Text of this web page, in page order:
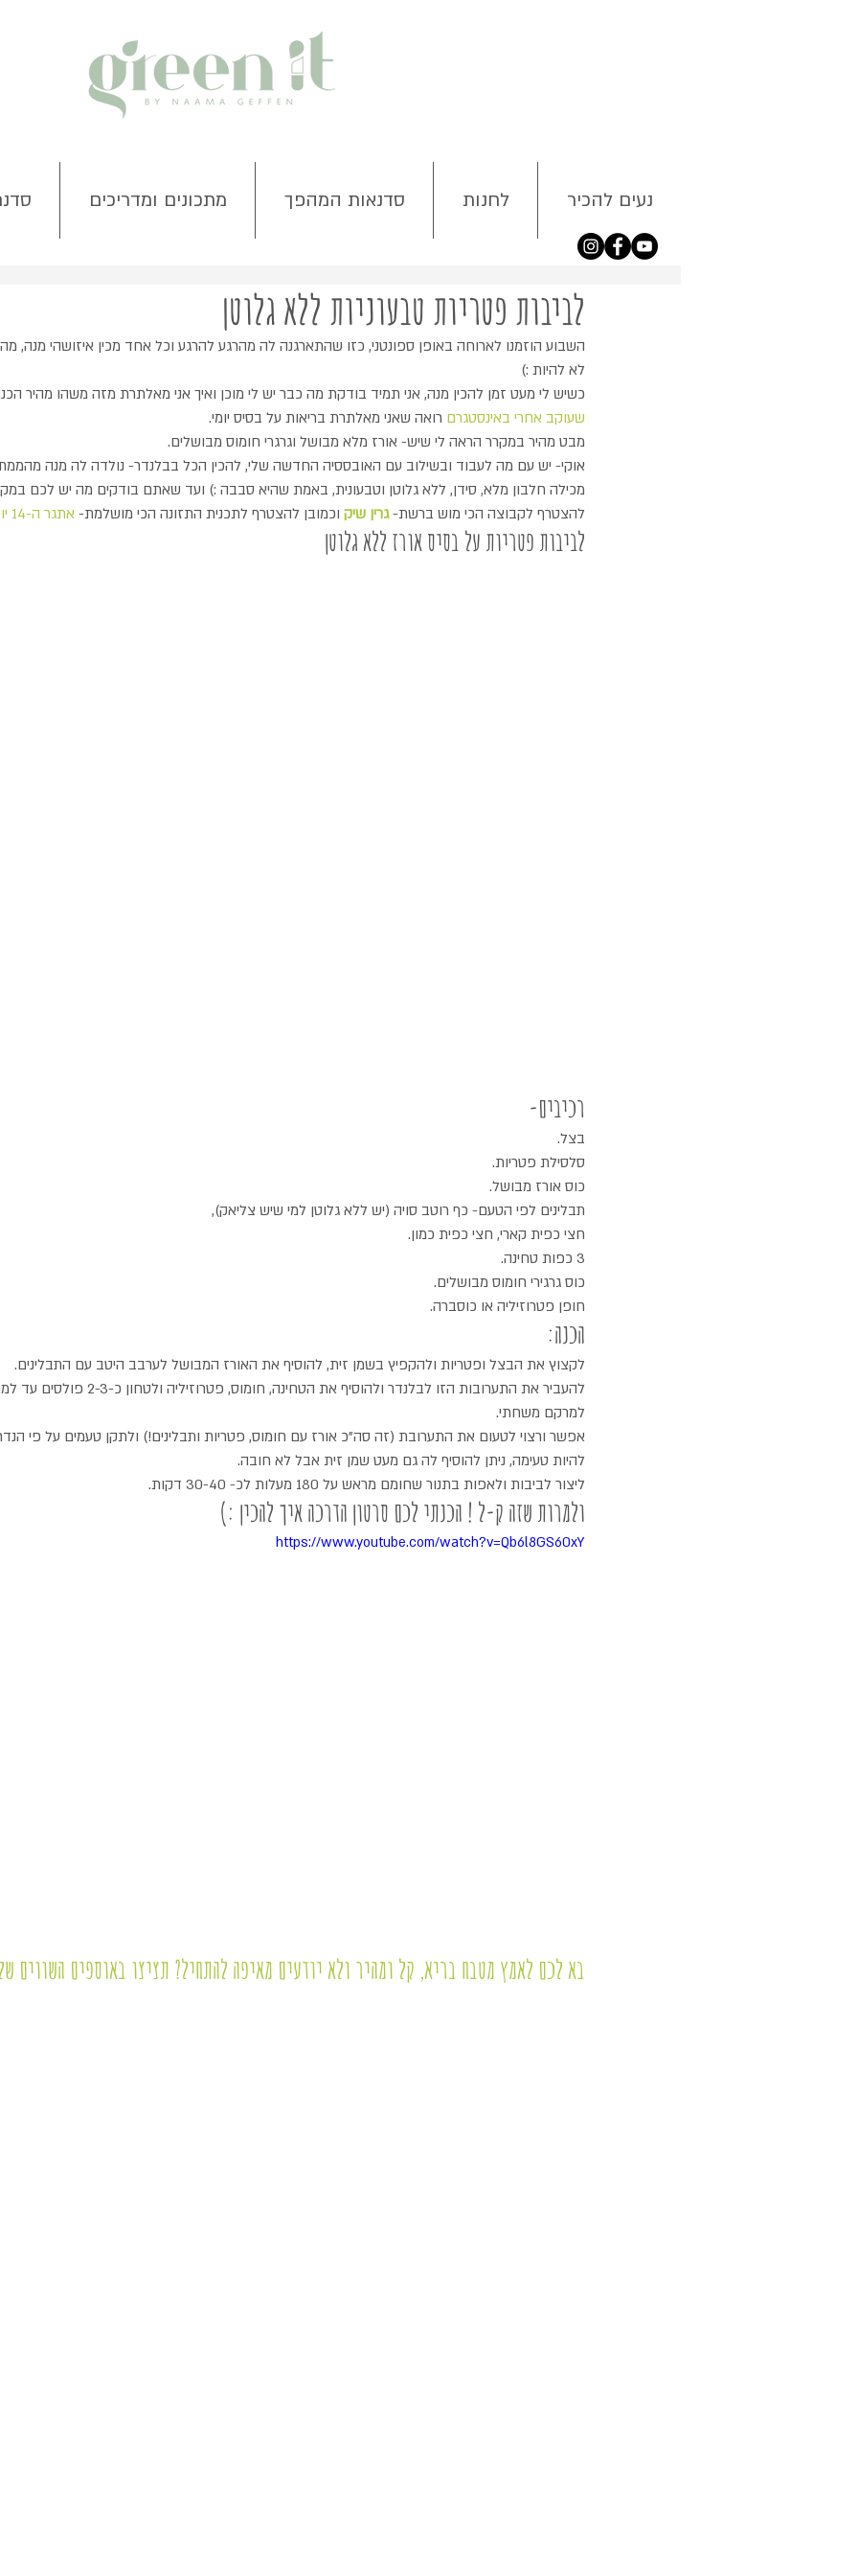
נעים להכיר לחנות סדנאות המהפך מתכונים ומדריכים
לביבות פטריות טבעוניות ללא גלוטן
השבוע הוזמנו לארוחה באופן ספונטני, כזו שהתארגנה לה מהרגע להרגע וכל אחד מכין איזושהי מנה,
לא להיות :)
כשיש לי מעט זמן להכין מנה, אני תמיד בודקת מה כבר יש לי מוכן ואיך אני מאלתרת מזה משהו מהיר
שעוקב אחרי באינסטגרם רואה שאני מאלתרת בריאות על בסיס יומי.
מבט מהיר במקרר הראה לי שיש- אורז מלא מבושל וגרגרי חומוס מבושלים.
אוקי- יש עם מה לעבוד ובשילוב עם האובססיה החדשה שלי, להכין הכל בבלנדר- נולדה לה מנה
מכילה חלבון מלא, סידן, ללא גלוטן וטבעונית, באמת שהיא סבבה :) ועד שאתם בודקים מה יש לכם
להצטרף לקבוצה הכי מוש ברשת- גרין שיק וכמובן להצטרף לתכנית התזונה הכי מושלמת- אתגר ה-14 יום
לביבות פטריות על בסיס אורז ללא גלוטן
רכיבים-
בצל.
סלסילת פטריות.
כוס אורז מבושל.
תבלינים לפי הטעם- כף רוטב סויה (יש ללא גלוטן למי שיש צליאק),
חצי כפית קארי, חצי כפית כמון.
3 כפות טחינה.
כוס גרגירי חומוס מבושלים.
חופן פטרוזיליה או כוסברה.
הכנה:
לקצוץ את הבצל ופטריות ולהקפיץ בשמן זית, להוסיף את האורז המבושל לערבב היטב עם התבלינים.
להעביר את התערובות הזו לבלנדר ולהוסיף את
למרקם משחתי.
אפשר ורצוי לטעום את התערובת (זה סה"כ אורז עם חומוס, פטריות ותבלינים!) ולתקן טעמים על פי
להיות טעימה, ניתן להוסיף לה גם מעט שמן זית אבל לא חובה.
ליצור לביבות ולאפות בתנור שחומם מראש על 180 מעלות לכ- 30-40 דקות.
ולמרות שזה ק-ל ! הכנתי לכם סרטון הדרכה איך להכין :)
https://www.youtube.com/watch?v=Qb6l8GS60xY
בא לכם לאמץ מטבח בריא, קל ומהיר ולא יודעים מאיפה להתחיל? תציצו באוספים השווים